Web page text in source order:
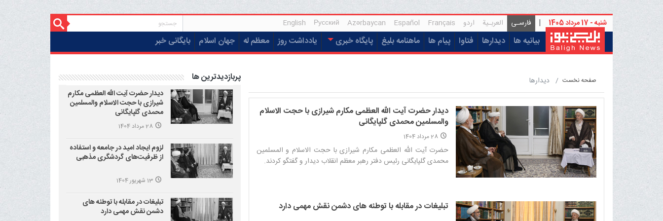
شنبه - 17 مرداد 1405 | فارسـی العربـیة اردو Français
Español
Azərbaycan
Русский
English
بیانیه ها دیدارها فتاوا پیام ها ماهنامه بلیغ پایگاه خبری یادداشت روز معظم له جهان اسلام بایگانی خبر
صفحه نخست ديدارها
دیدار حضرت آیت الله العظمی مکارم شیرازی با حجت الاسلام
والمسلمین محمدی گلپایگانی
28 مرداد 1404
حضرت آیت الله العظمی مکارم شیرازی با حجت الاسلام و المسلمین
محمدی گلپایگانی رئیس دفتر رهبر معظم انقلاب دیدار و گفتگو کردند.‌
تبلیغات در مقابله با توطئه های دشمن نقش مهمی دارد
پربازدیدترین ها
دیدار حضرت آیت الله العظمی مکارم
شیرازی با حجت الاسلام والمسلمین
محمدی گلپایگانی
28 مرداد 1404
لزوم ایجاد امید در جامعه و استفاده
از ظرفیت‌های گردشگری مذهبی
13 شهریور 1404
تبلیغات در مقابله با توطئه های
دشمن نقش مهمی دارد